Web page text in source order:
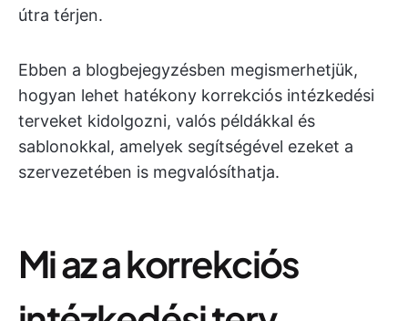
útra térjen.
Ebben a blogbejegyzésben megismerhetjük,
hogyan lehet hatékony korrekciós intézkedési
terveket kidolgozni, valós példákkal és
sablonokkal, amelyek segítségével ezeket a
szervezetében is megvalósíthatja.
Mi az a korrekciós